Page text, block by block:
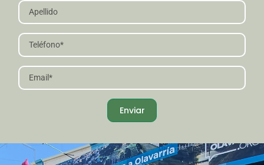
Enviar